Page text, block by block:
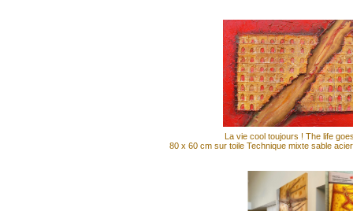
La vie cool toujours ! The life
80 x 60 cm sur toile Technique mixte sable